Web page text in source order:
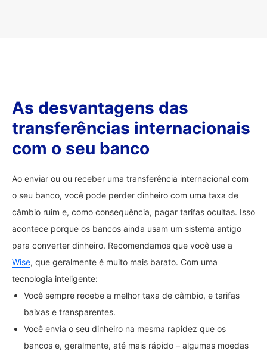
As desvantagens das
transferências internacionais
com o seu banco
Ao enviar ou ou receber uma transferência internacional com
o seu banco, você pode perder dinheiro com uma taxa de
câmbio ruim e, como consequência, pagar tarifas ocultas. Isso
acontece porque os bancos ainda usam um sistema antigo
para converter dinheiro. Recomendamos que você use a
Wise, que geralmente é muito mais barato. Com uma
tecnologia inteligente:
Você sempre recebe a melhor taxa de câmbio, e tarifas
baixas e transparentes.
Você envia o seu dinheiro na mesma rapidez que os
bancos e, geralmente, até mais rápido – algumas moedas